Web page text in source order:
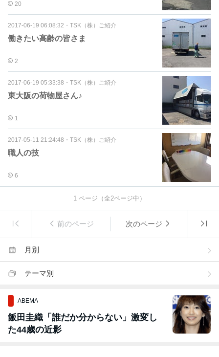
20
2017-06-19 06:08:32 ・ TSK（株）ご紹介
働きたい高齢の皆さま
2
2017-06-19 05:33:38 ・ TSK（株）ご紹介
東大阪の荷物屋さん♪
1
2017-05-11 21:24:48 ・ TSK（株）ご紹介
職人の技
6
1 ページ（全2ページ中）
前のページ 次のページ
月別
テーマ別
ABEMA
飯田圭織「誰だか分からない」激変し
た44歳の近影